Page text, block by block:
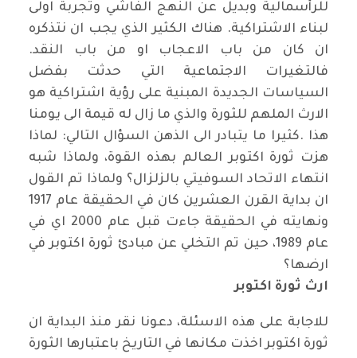
للرأسمالية وبديل عن النهج الفاشي وتجربة اولى
لبناء الاشتراكية. هناك الكثير الذي يجب ان نتذكره
ان كان من باب الاعجاب او من باب النقد.
فالتغيرات الاجتماعية التي حدثت بفضل
السياسات الجديدة المبنية على رؤية اشتراكية هو
الارث الملهم للثورة والذي ما زال له قيمة الى يومنا
هذا .كثيرا ما يتبادر الى الذهن السؤال التالي: لماذا
هزت ثورة اكتوبر العالم بهذه القوة، ولماذا شبه
انتهاء الاتحاد السوفيتي بالزلزال؟ ولماذا تم القول
ان بداية القرن العشرين كان في الحقيقة عام 1917
ونهايته في الحقيقة جاءت قبل عام 2000 اي في
عام 1989، حين تم التخلي عن مبادئ ثورة اكتوبر في
ارضها؟
ارث ثورة اكتوبر
للاجابة على هذه الاسئلة، دعونا نقر منذ البداية ان
ثورة اكتوبر اخذت مكانها في التاريخ باعتبارها الثورة